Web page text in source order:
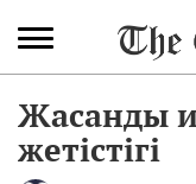
Жасанды
жетістігі